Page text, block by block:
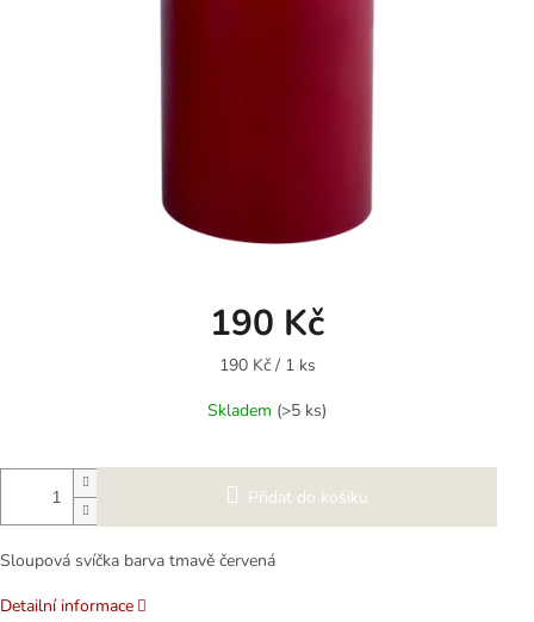
190 Kč
Měrná
190 Kč / 1 ks
Skladem (>5 ks)
Přidat do košíku
Sloupová svíčka barva tmavě červená
Detailní informace